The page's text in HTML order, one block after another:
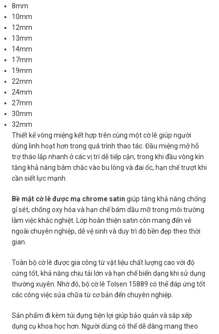
8mm
10mm
12mm
13mm
14mm
17mm
19mm
22mm
24mm
27mm
30mm
32mm
Thiết kế vòng miệng kết hợp trên cùng một cờ lê giúp người
dùng linh hoạt hơn trong quá trình thao tác. Đầu miệng mở hỗ
trợ tháo lắp nhanh ở các vị trí dễ tiếp cận, trong khi đầu vòng kín
tăng khả năng bám chắc vào bu lông và đai ốc, hạn chế trượt khi
cần siết lực mạnh.
Bề mặt cờ lê được mạ chrome satin giúp tăng khả năng chống
gỉ sét, chống oxy hóa và hạn chế bám dầu mỡ trong môi trường
làm việc khắc nghiệt. Lớp hoàn thiện satin còn mang đến vẻ
ngoài chuyên nghiệp, dễ vệ sinh và duy trì độ bền đẹp theo thời
gian.
Toàn bộ cờ lê được gia công từ vật liệu chất lượng cao với độ
cứng tốt, khả năng chịu tải lớn và hạn chế biến dạng khi sử dụng
thường xuyên. Nhờ đó, bộ cờ lê Tolsen 15889 có thể đáp ứng tốt
các công việc sửa chữa từ cơ bản đến chuyên nghiệp.
Sản phẩm đi kèm túi đựng tiện lợi giúp bảo quản và sắp xếp
dụng cụ khoa học hơn. Người dùng có thể dễ dàng mang theo